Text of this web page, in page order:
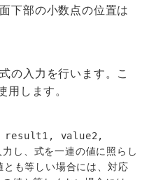
下部の小数点の位置は
の入力を行います。こ
用します。
result1, value2,
、式を一連の値に照らし
も等しい場合には、対応